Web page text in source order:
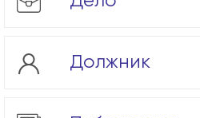
Должник